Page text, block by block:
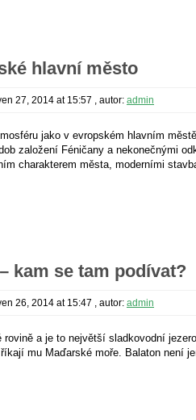
hlavní město
27, 2014 at 15:57 , autor: admin
jako v evropském hlavním
založení Féničany a nekonečnými
charakterem města, moderními
kam se tam podívat?
26, 2014 at 15:47 , autor: admin
rovině a je to největší sladkovodní
mu Maďarské moře. Balaton není